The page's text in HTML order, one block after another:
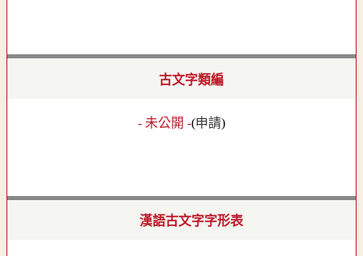
古文字類編
- 未公開 -(申請)
漢語古文字字形表